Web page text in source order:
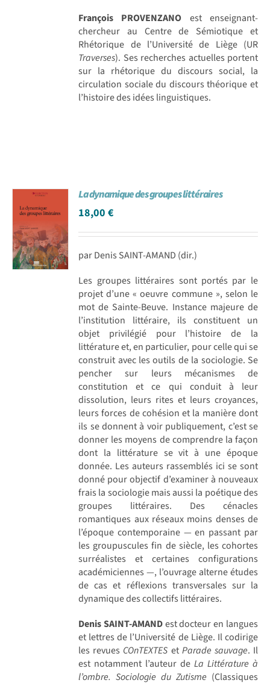
François PROVENZANO est enseignant-
chercheur au Centre de Sémiotique et
Rhétorique de l’Université de Liège (UR
Traverses). Ses recherches actuelles portent
sur la rhétorique du discours social, la
circulation sociale du discours théorique et
l’histoire des idées linguistiques.
La dynamique des groupes littéraires
18,00€
par Denis SAINT-AMAND (dir.)
Les groupes littéraires sont portés par le
projet d’une « oeuvre commune », selon le
mot de Sainte-Beuve. Instance majeure de
l’institution littéraire, ils constituent un
objet privilégié pour l’histoire de la
littérature et, en particulier, pour celle qui se
construit avec les outils de la sociologie. Se
pencher sur leurs mécanismes de
constitution et ce qui conduit à leur
dissolution, leurs rites et leurs croyances,
leurs forces de cohésion et la manière dont
ils se donnent à voir publiquement, c’est se
donner les moyens de comprendre la façon
dont la littérature se vit à une époque
donnée. Les auteurs rassemblés ici se sont
donné pour objectif d’examiner à nouveaux
frais la sociologie mais aussi la poétique des
groupes littéraires. Des cénacles
romantiques aux réseaux moins denses de
l’époque contemporaine — en passant par
les groupuscules fin de siècle, les cohortes
surréalistes et certaines configurations
académiciennes —, l’ouvrage alterne études
de cas et réflexions transversales sur la
dynamique des collectifs littéraires.
Denis SAINT-AMANDest docteur en langues
et lettres de l’Université de Liège. Il codirige
les revues COnTEXTES et Parade sauvage. Il
est notamment l’auteur deLa Littérature à
l’ombre. Sociologie du Zutisme (Classiques